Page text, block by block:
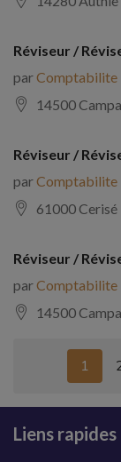
Réviseur /
parComptabilite
14500
Réviseur /
parComptabilite
61000 Cerisé
Réviseur /
parComptabilite
14500
1
Liens rapides